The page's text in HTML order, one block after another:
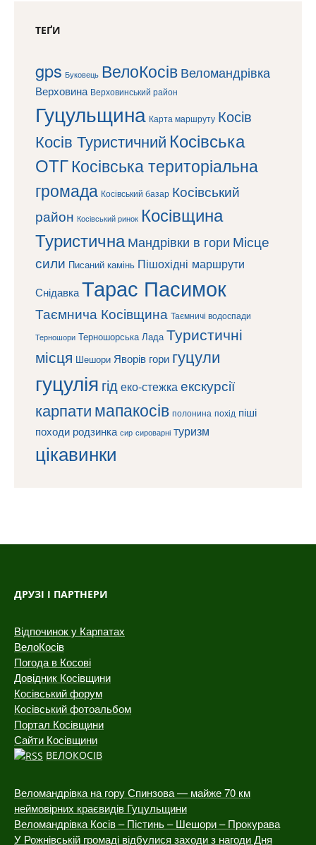
ТЕҐИ
gps Буковець ВелоКосів Веломандрівка
Верховина Верховинський район
Гуцульщина Карта маршруту Косів
Косів Туристичний Косівська
ОТГКосівська територіальна
громада Косівський базар Косівський
район Косівський ринок Косівщина
Туристична Мандрівки в гори Місце
сили Писаний камінь Пішохідні маршрути
СнідавкаТарас Пасимок
Таємнича Косівщина Таємничі водоспади
Терношори Терношорська Лада Туристичні
місця Шешори Яворів гори гуцули
гуцулія гідеко-стежкаекскурсії
карпатимапакосів полонина похід піші
походи родзинка сир сироварні туризм
цікавинки
ДРУЗІ І ПАРТНЕРИ
Відпочинок у Карпатах
ВелоКосів
Погода в Косові
Довідник Косівщини
Косівський форум
Косівський фотоальбом
Портал Косівщини
Сайти Косівщини
ВЕЛОКОСІВ
Веломандрівка на гору Спинзова — майже 70 км
неймовірних краєвидів Гуцульщини
Веломандрівка Косів – Пістинь – Шешори – Прокурава
У Рожнівській громаді відбулися заходи з нагоди Дня